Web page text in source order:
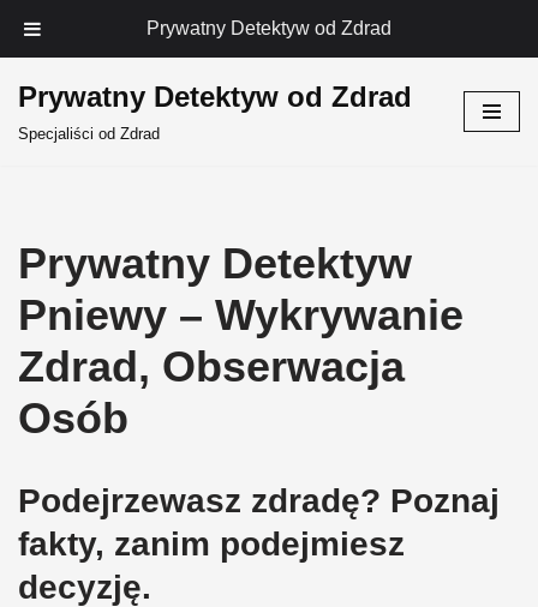
Prywatny Detektyw od Zdrad
Prywatny Detektyw od Zdrad
Specjaliści od Zdrad
Prywatny Detektyw
Pniewy – Wykrywanie
Zdrad, Obserwacja
Osób
Podejrzewasz zdradę? Poznaj
fakty, zanim podejmiesz
decyzję.